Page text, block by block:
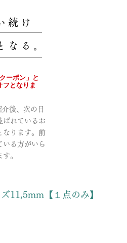
続け
なる。
ーポン」と
フとなりま
後、次の日
ばれているお
なります。前
いる方がいら
。
11,5mm【１点のみ】